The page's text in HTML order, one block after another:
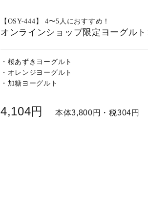
【OSY-444】 4〜5人におすすめ！
オンラインショップ限定ヨーグルト
・桜あずきヨーグルト
・オレンジヨーグルト
・加糖ヨーグルト
4,104円 本体3,800円・税304円